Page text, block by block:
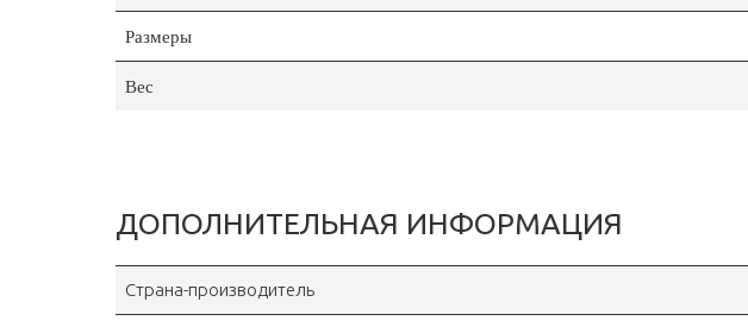
Размеры
Вес
ДОПОЛНИТЕЛЬНАЯ ИНФОРМАЦИЯ
Страна-производитель